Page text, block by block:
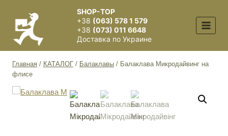
содержимому
SHOP-TOP
+38 (063) 578 1 579
+38 (073) 011 6648
Доставка по Украине
Главная / КАТАЛОГ / Балаклавы / Балаклава Микродайвинг на
флисе